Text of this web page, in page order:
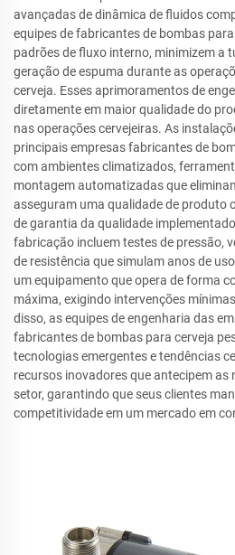
avançadas de dinâmica de fluidos
equipes de fabricantes de bombas
padrões de fluxo interno, minimizem a
geração de espuma durante as
cerveja. Esses aprimoramentos de
diretamente em maior qualidade do
nas operações cervejeiras. As
principais empresas fabricantes de
com ambientes climatizados,
montagem automatizadas que
asseguram uma qualidade de produto
de garantia da qualidade
fabricação incluem testes de pressão,
de resistência que simulam anos de
um equipamento que opera de forma
máxima, exigindo intervenções
disso, as equipes de engenharia das
fabricantes de bombas para cerveja
tecnologias emergentes e tendências
recursos inovadores que antecipem
setor, garantindo que seus clientes
competitividade em um mercado em